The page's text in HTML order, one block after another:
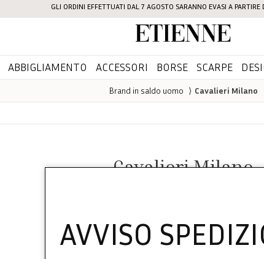
GLI ORDINI EFFETTUATI DAL 7 AGOSTO SARANNO EVASI A PARTIRE
Etienne
ABBIGLIAMENTO ACCESSORI BORSE SCARPE
Brand in saldo uomo ⟩ Cavalieri Milano
Cavalieri Milano
AVVISO